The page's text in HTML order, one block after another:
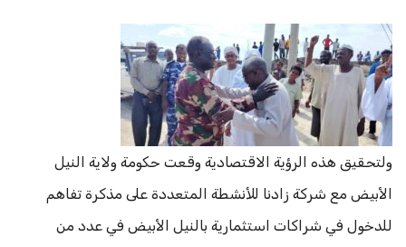
ولتحقيق هذه الرؤية الاقتصادية وقعت حكومة ولاية النيل
الأبيض مع شركة زادنا للأنشطة المتعددة على مذكرة تفاهم
للدخول في شراكات استثمارية بالنيل الأبيض في عدد من